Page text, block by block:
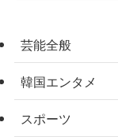
芸能全般
韓国エンタメ
スポーツ